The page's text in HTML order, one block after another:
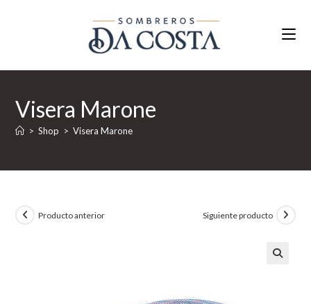
Visera Marone
> Shop > Visera Marone
Producto anterior Siguiente producto